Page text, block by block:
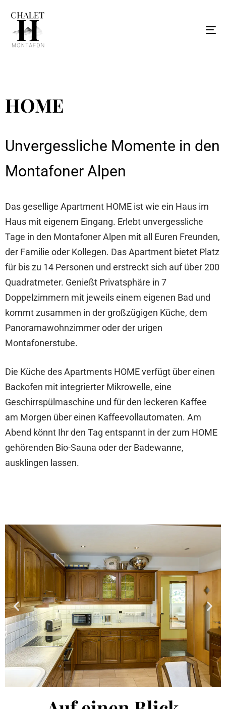
HOME
Unvergessliche Momente in den
Montafoner Alpen
Das gesellige Apartment HOME ist wie ein Haus im
Haus mit eigenem Eingang. Erlebt unvergessliche
Tage in den Montafoner Alpen mit all Euren Freunden,
der Familie oder Kollegen. Das Apartment bietet Platz
für bis zu 14 Personen und erstreckt sich auf über 200
Quadratmeter. Genießt Privatsphäre in 7
Doppelzimmern mit jeweils einem eigenen Bad und
kommt zusammen in der großzügigen Küche, dem
Panoramawohnzimmer oder der urigen
Montafonerstube.
Die Küche des Apartments HOME verfügt über einen
Backofen mit integrierter Mikrowelle, eine
Geschirrspülmaschine und für den leckeren Kaffee
am Morgen über einen Kaffeevollautomaten. Am
Abend könnt Ihr den Tag entspannt in der zum HOME
gehörenden Bio-Sauna oder der Badewanne,
ausklingen lassen.